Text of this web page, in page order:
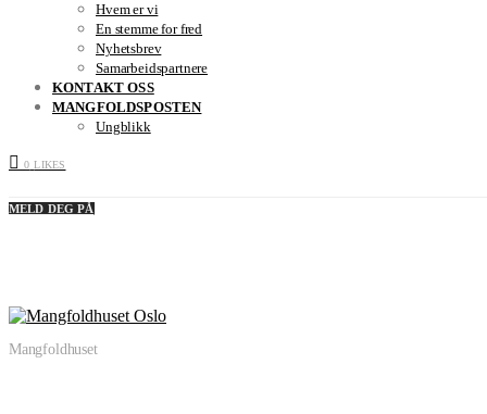
Hvem er vi
En stemme for fred
Nyhetsbrev
Samarbeidspartnere
KONTAKT OSS
MANGFOLDSPOSTEN
Ungblikk
0 LIKES
MELD DEG PÅ
Mangfoldhuset